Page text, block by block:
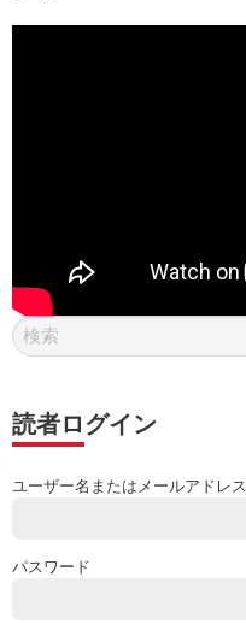
読者ログイン
ユーザー名またはメールアドレス
パスワード